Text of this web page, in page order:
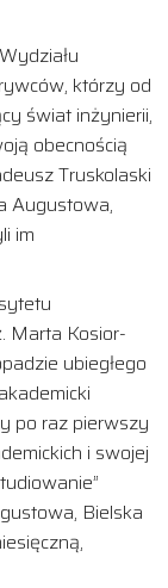
którzy od
świat inżynierii,
obecnością
Truskolaski
Augustowa,
im
Marta Kosior-
ubiegłego
po raz pierwszy
i swojej
Bielska